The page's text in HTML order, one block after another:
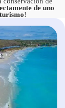
de uno
!